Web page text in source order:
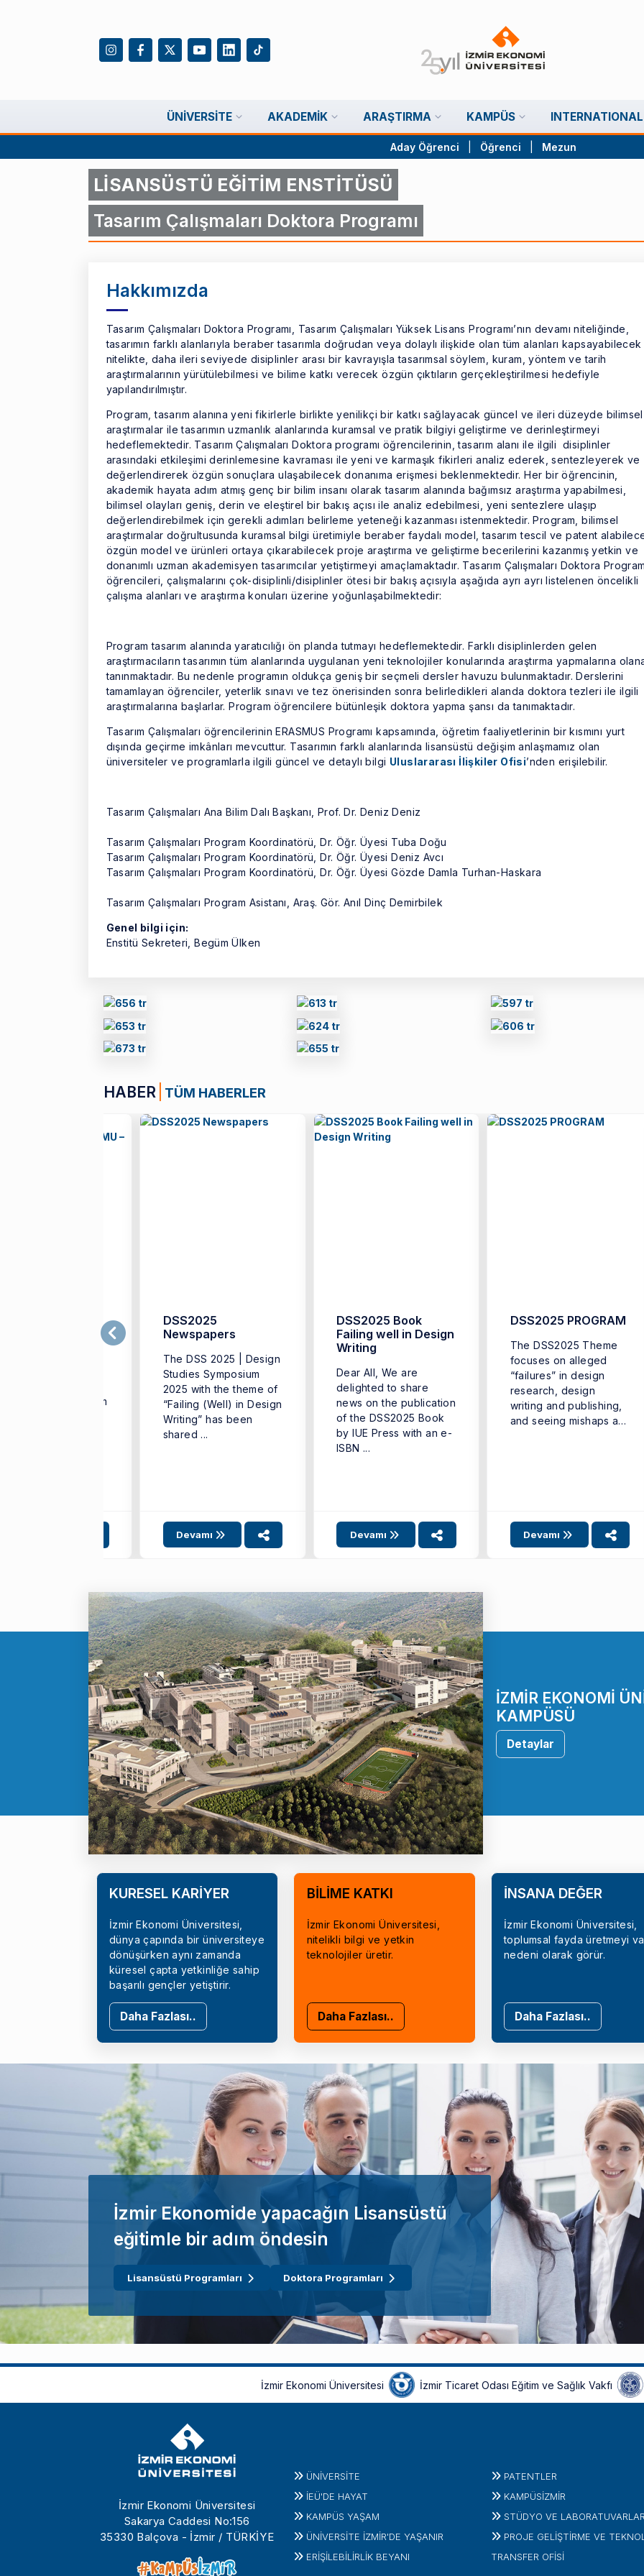
ÜNIVERSITE AKADEMIK ARAŞTIRMA KAMPÜS INTERNATIONAL
Aday Öğrenci Öğrenci Mezun
LİSANSÜSTÜ EĞİTİM ENSTİTÜSÜ
Tasarım Çalışmaları Doktora Programı
Hakkımızda
Tasarım Çalışmaları Doktora Programı, Tasarım Çalışmaları Yüksek Lisans Programı’nın devamı niteliğinde,
tasarımın farklı alanlarıyla beraber tasarımla doğrudan veya dolaylı ilişkide olan tüm alanları kapsayabilecek
nitelikte, daha ileri seviyede disiplinler arası bir kavrayışla tasarımsal söylem, kuram, yöntem ve tarih
araştırmalarının yürütülebilmesi ve bilime katkı verecek özgün çıktıların gerçekleştirilmesi hedefiyle
yapılandırılmıştır.
Program, tasarım alanına yeni fikirlerle birlikte yenilikçi bir katkı sağlayacak güncel ve ileri düzeyde bilimsel
araştırmalar ile tasarımın uzmanlık alanlarında kuramsal ve pratik bilgiyi geliştirme ve derinleştirmeyi
hedeflemektedir. Tasarım Çalışmaları Doktora programı öğrencilerinin, tasarım alanı ile ilgili disiplinler
arasındaki etkileşimi derinlemesine kavraması ile yeni ve karmaşık fikirleri analiz ederek, sentezleyerek ve
değerlendirerek özgün sonuçlara ulaşabilecek donanıma erişmesi beklenmektedir. Her bir öğrencinin,
akademik hayata adım atmış genç bir bilim insanı olarak tasarım alanında bağımsız araştırma yapabilmesi,
bilimsel olayları geniş, derin ve eleştirel bir bakış açısı ile analiz edebilmesi, yeni sentezlere ulaşıp
değerlendirebilmek için gerekli adımları belirleme yeteneği kazanması istenmektedir. Program, bilimsel
araştırmalar doğrultusunda kuramsal bilgi üretimiyle beraber faydalı model, tasarım tescil ve patent
özgün model ve ürünleri ortaya çıkarabilecek proje araştırma ve geliştirme becerilerini kazanmış yetkin ve
donanımlı uzman akademisyen tasarımcılar yetiştirmeyi amaçlamaktadır. Tasarım Çalışmaları Doktora
öğrencileri, çalışmalarını çok-disiplinli/disiplinler ötesi bir bakış açısıyla aşağıda ayrı ayrı listelenen öncelikli
çalışma alanları ve araştırma konuları üzerine yoğunlaşabilmektedir:
Program tasarım alanında yaratıcılığı ön planda tutmayı hedeflemektedir. Farklı disiplinlerden gelen
araştırmacıların tasarımın tüm alanlarında uygulanan yeni teknolojiler konularında araştırma yapmalarına
tanınmaktadır. Bu nedenle programın oldukça geniş bir seçmeli dersler havuzu bulunmaktadır. Derslerini
tamamlayan öğrenciler, yeterlik sınavı ve tez önerisinden sonra belirledikleri alanda doktora tezleri ile ilgili
araştırmalarına başlarlar. Program öğrencilere bütünleşik doktora yapma şansı da tanımaktadır.
Tasarım Çalışmaları öğrencilerinin ERASMUS Programı kapsamında, öğretim faaliyetlerinin bir kısmını yurt
dışında geçirme imkânları mevcuttur. Tasarımın farklı alanlarında lisansüstü değişim anlaşmamız olan
üniversiteler ve programlarla ilgili güncel ve detaylı bilgi Uluslararası İlişkiler Ofisi’nden erişilebilir.
Tasarım Çalışmaları Ana Bilim Dalı Başkanı, Prof. Dr. Deniz Deniz
Tasarım Çalışmaları Program Koordinatörü, Dr. Öğr. Üyesi Tuba Doğu
Tasarım Çalışmaları Program Koordinatörü, Dr. Öğr. Üyesi Deniz Avcı
Tasarım Çalışmaları Program Koordinatörü, Dr. Öğr. Üyesi Gözde Damla Turhan-Haskara
Tasarım Çalışmaları Program Asistanı, Araş. Gör. Anıl Dinç Demirbilek
Genel bilgi için:
Enstitü Sekreteri, Begüm Ülken
HABER TÜM HABERLER
Tasarım
DSS2025
Newspapers
The DSS 2025 | Design
Studies Symposium
2025 with the theme of
“Failing (Well) in Design
Writing” has been
shared ...
Devamı
DSS2025 Book
Failing well in Design
Writing
Dear All, We are
delighted to share
news on the publication
of the DSS2025 Book
by IUE Press with an e-
ISBN ...
Devamı
DSS2025 PROGRAM
The DSS2025 Theme
focuses on alleged
“failures” in design
research, design
writing and publishing,
and seeing mishaps as
Devamı
İZMİR EKONOMİ
KAMPÜSÜ
Detaylar
KÜRESEL KARİYER
İzmir Ekonomi Üniversitesi,
dünya çapında bir üniversiteye
dönüşürken aynı zamanda
küresel çapta yetkinliğe sahip
başarılı gençler yetiştirir.
Daha Fazlası..
BİLİME KATKI
İzmir Ekonomi Üniversitesi,
nitelikli bilgi ve yetkin
teknolojiler üretir.
Daha Fazlası..
İNSANA DEĞER
İzmir Ekonomi Üniversitesi,
toplumsal fayda üretmeyi
nedeni olarak görür.
Daha Fazlası..
İzmir Ekonomide yapacağın Lisansüstü
eğitimle bir adım öndesin
Lisansüstü Programları Doktora Programları
İzmir Ekonomi Üniversitesi İzmir Ticaret Odası Eğitim ve Sağlık Vakfı
İzmir Ekonomi Üniversitesi
Sakarya Caddesi No:156
35330 Balçova - İzmir / TÜRKİYE
ÜNIVERSITE
İEÜ'DE HAYAT
KAMPÜS YAŞAM
ÜNİVERSİTE İZMİR'DE YAŞANIR
ERİŞİLEBİLİRLİK BEYANI
PATENTLER
KAMPÜSİZMIR
STÜDYO VE
PROJE GELIŞTIRME VE
TRANSFER OFISI